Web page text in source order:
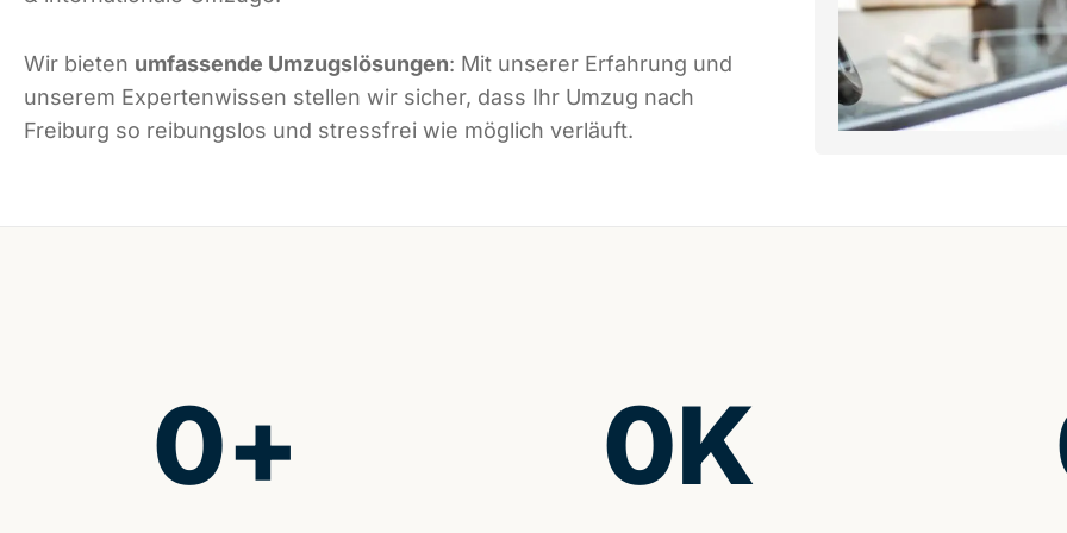
Wir bieten umfassende Umzugslösungen: Mit unserer Erfahrung und
unserem Expertenwissen stellen wir sicher, dass Ihr Umzug nach
Freiburg so reibungslos und stressfrei wie möglich verläuft.
0+ 0K